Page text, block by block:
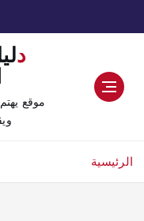
دليل الخدمات
موقع
الرئيسية